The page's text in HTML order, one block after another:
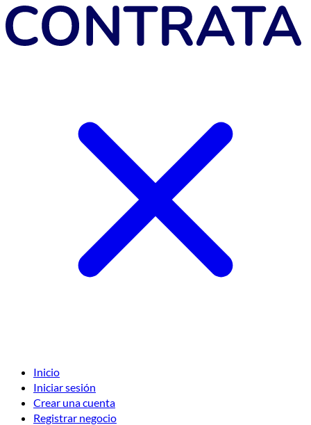
Inicio
Iniciar sesión
Crear una cuenta
Registrar negocio